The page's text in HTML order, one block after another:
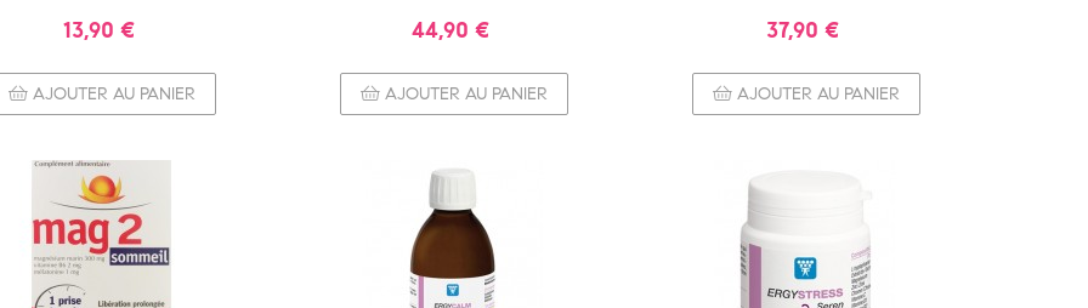
Prix
13,90 €
AJOUTER AU PANIER
Prix
44,90 €
AJOUTER AU PANIER
Prix
37,90 €
AJOUTER AU PANIER